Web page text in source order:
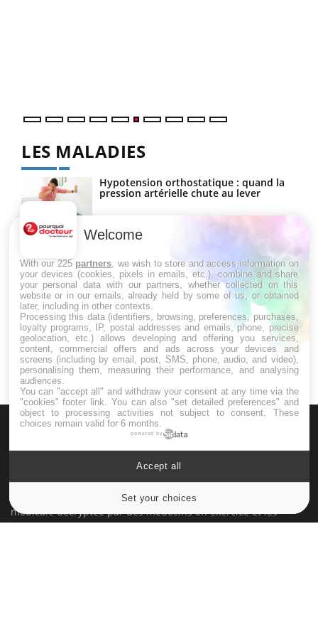
LES MALADIES
Hypotension orthostatique : quand la
pression artérielle chute au lever
Drépanocytose : une déformation des
globules rouges aux conséquences
graves
Maladie de Charcot (Sclérose latérale
amyotrophique)
médicale decryptée par des médecins en exercice et les
Welcome
With our 225 partners , we wish to store and access information on
your devices (cookies, pixels in emails, etc.), combine and share
your personal data with our partners, whether collected on this
website or in our emails, already held by some of us, or obtained
later, including in other contexts.
Processing this data (identifiers, browsing, preferences, purchases,
loyalty programs, IP, postal addresses and emails, phone, precise
geolocation, etc.) allows developing and offering you services,
content, commercial offers and ads across your devices and
screens (including by email, post, SMS, phone, audio, and video),
personalising them, measuring their performance, and analysing
audiences.
You can "accept all" and withdraw your consent at any time via the
"cookies" footer link . You can also "set detailed preferences" and
object to processing activities not subject to consent. These
choices remain valid for 6 months.
powered by
Set your choices
Accept all